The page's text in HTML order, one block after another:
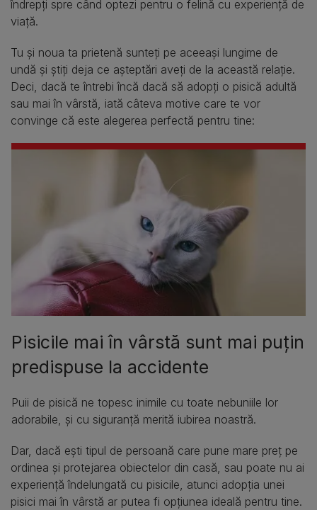
îndrepți spre când optezi pentru o felină cu experiență de
viață.
Tu și noua ta prietenă sunteți pe aceeași lungime de
undă și știți deja ce așteptări aveți de la această relație.
Deci, dacă te întrebi încă dacă să adopți o pisică adultă
sau mai în vârstă, iată câteva motive care te vor
convinge că este alegerea perfectă pentru tine:
Pisicile mai în vârstă sunt mai puțin
predispuse la accidente
Puii de pisică ne topesc inimile cu toate nebuniile lor
adorabile, și cu siguranță merită iubirea noastră.
Dar, dacă ești tipul de persoană care pune mare preț pe
ordinea și protejarea obiectelor din casă, sau poate nu ai
experiență îndelungată cu pisicile, atunci adopția unei
pisici mai în vârstă ar putea fi opțiunea ideală pentru tine.